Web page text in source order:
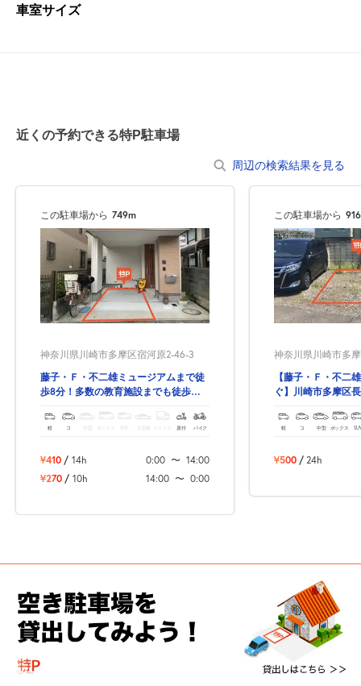
車室サイズ
近くの予約できる特P駐車場
周辺の検索結果を見る
この駐車場から 749m
神奈川県川崎市多摩区宿河原2-46-3
藤子・Ｆ・不二雄ミュージアムまで徒
歩8分！多数の教育施設までも徒歩圏
軽 コ 中型 ボックス SUV 大型車 トラック 原付 バイク
¥410 / 14h 0:00 〜 14:00
¥270 / 10h 14:00 〜 0:00
この駐車場から
神奈川県川崎市多
【藤子・Ｆ・不二
ぐ】川崎市多摩区
軽 コ 中型 ボックス
¥500 / 24h